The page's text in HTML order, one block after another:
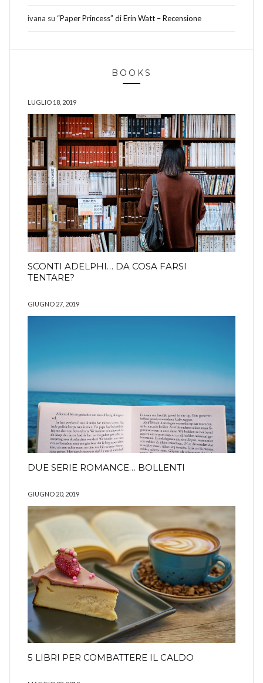
ivana su “Paper Princess” di Erin Watt – Recensione
BOOKS
LUGLIO 18, 2019
SCONTI ADELPHI… DA COSA FARSI
TENTARE?
GIUGNO 27, 2019
DUE SERIE ROMANCE… BOLLENTI
GIUGNO 20, 2019
5 LIBRI PER COMBATTERE IL CALDO